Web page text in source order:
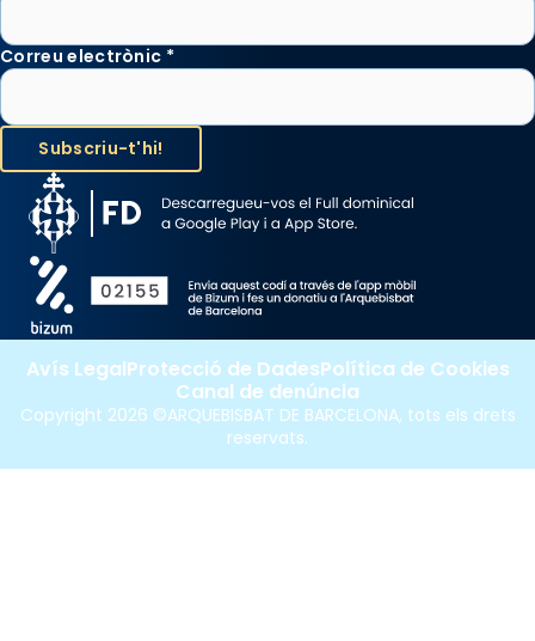
Correu electrònic *
Copyright 2026 ©ARQUEBISBAT DE BARCELONA, tots els drets
reservats.
Avís LegalProtecció de DadesPolítica de Cookies
Canal de denúncia